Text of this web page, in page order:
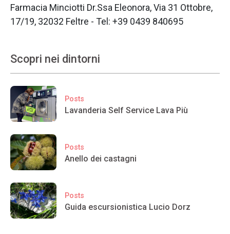
Farmacia Minciotti Dr.Ssa Eleonora, Via 31 Ottobre,
17/19, 32032 Feltre - Tel: +39 0439 840695
Scopri nei dintorni
Posts
Lavanderia Self Service Lava Più
Posts
Anello dei castagni
Posts
Guida escursionistica Lucio Dorz